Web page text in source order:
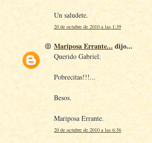
Un saludete.
20 de octubre de 2010 a las 1:39
Mariposa Errante... dijo...
Querido Gabriel:
Pobrecitas!!!...
Besos.
Mariposa Errante.
20 de octubre de 2010 a las 6:36